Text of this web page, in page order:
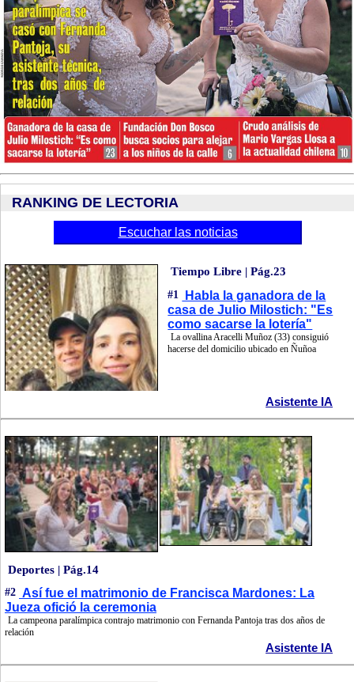
RANKING DE LECTORIA
Escuchar las noticias
Tiempo Libre | Pág.23
#1
Habla la ganadora de la
casa de Julio Milostich: "Es
como sacarse la lotería"
La ovallina Aracelli Muñoz (33) consiguió
hacerse del domicilio ubicado en Ñuñoa
Asistente IA
Deportes | Pág.14
#2 Así fue el matrimonio de Francisca Mardones: La
Jueza ofició la ceremonia
La campeona paralímpica contrajo matrimonio con Fernanda Pantoja tras dos años de
relación
Asistente IA